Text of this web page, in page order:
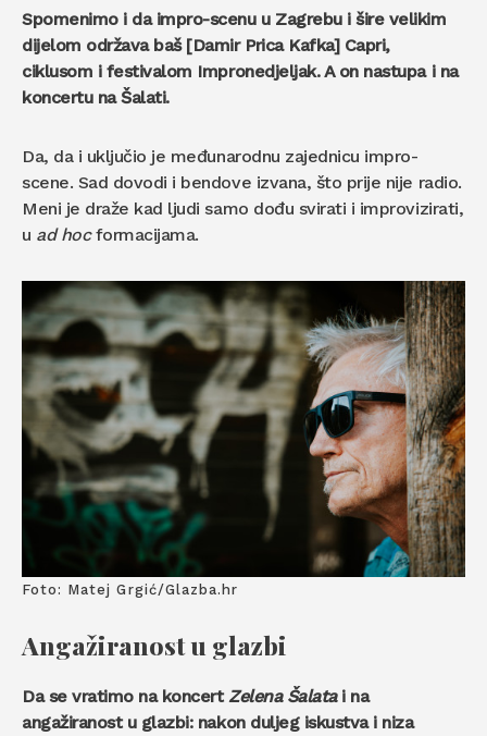
Spomenimo i da impro-scenu u Zagrebu i šire velikim
dijelom održava baš [Damir Prica Kafka] Capri,
ciklusom i festivalom Impronedjeljak. A on nastupa i na
koncertu na Šalati.
Da, da i uključio je međunarodnu zajednicu impro-
scene. Sad dovodi i bendove izvana, što prije nije radio.
Meni je draže kad ljudi samo dođu svirati i improvizirati,
u ad hocformacijama.
Foto: Matej Grgić/Glazba.hr
Angažiranost u glazbi
Da se vratimo na koncert Zelena Šalatai na
angažiranost u glazbi: nakon duljeg iskustva i niza